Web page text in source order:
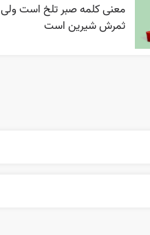
معنی کلمه صبر تلخ است ولی
ثمرش شیرین است